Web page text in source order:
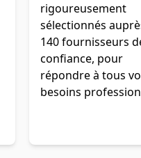
rigoureusement
sélectionnés
140 fournisseurs
confiance, pour
répondre à tous
besoins